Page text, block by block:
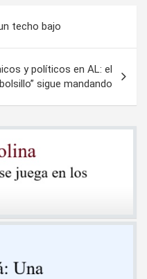
techo bajo
y políticos en AL: el
sigue mandando